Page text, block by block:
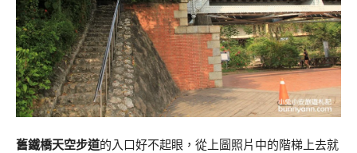
舊鐵橋天空步道的入口好不起眼，從上圖照片中的階梯上去就